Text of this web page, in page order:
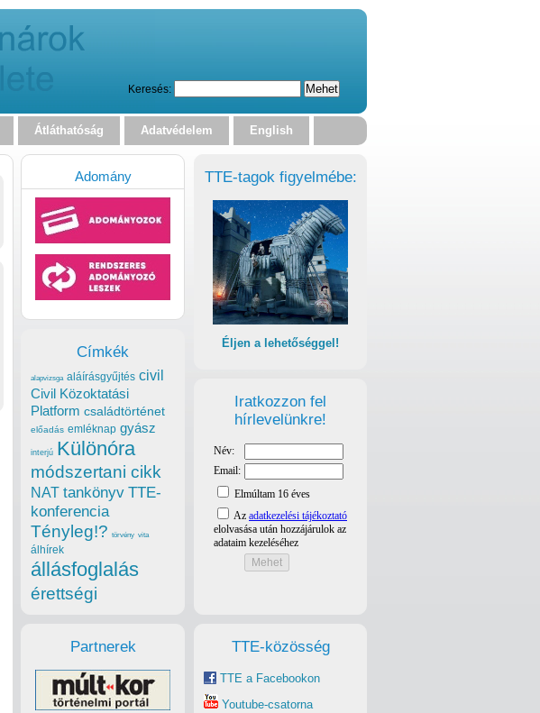
Keresés:
Átláthatóság Adatvédelem English
TTE-tagok figyelmébe:
Éljen a lehetőséggel!
Iratkozzon fel
hírlevelünkre!
TTE-közösség
TTE a Facebookon
Youtube-csatorna
Adomány
Címkék
alapvizsga aláírásgyűjtés civil
Civil Közoktatási
Platform családtörténet
előadás emléknap gyász
interjú Különóra
módszertani cikk
NAT tankönyv TTE-
konferencia
Tényleg!? törvény vita
álhírek
állásfoglalás
érettségi
Partnerek